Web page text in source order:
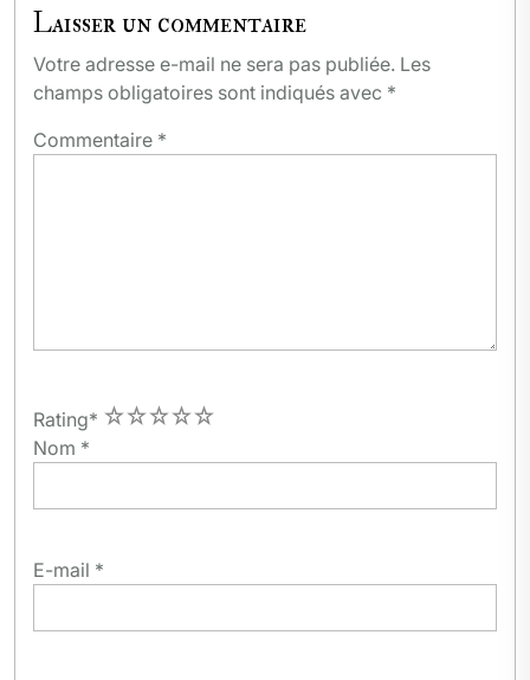
Laisser un commentaire
Votre adresse e-mail ne sera pas publiée. Les
champs obligatoires sont indiqués avec *
Commentaire *
Rating* 5
4
3
2
1
Nom *
E-mail *